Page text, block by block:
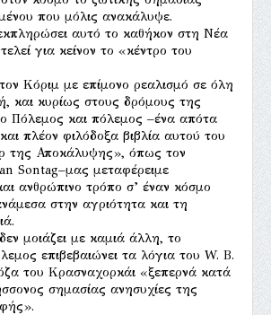
που μόλις ανακάλυψε.
αυτό το καθήκον στη Νέα
για κείνον το «κέντρο του
Κόριμ με επίμονο ρεαλισμό σε όλη
και κυρίως στους δρόμους της
Πόλεμος και πόλεμος –ένα απότα
πλέον φιλόδοξα βιβλία αυτού του
της Αποκάλυψης», όπως τον
Sontag–μας μεταφέρειμε
ανθρώπινο τρόπο σ’ έναν κόσμο
στην αγριότητα και τη
μοιάζει με καμιά άλλη, το
επιβεβαιώνει τα λόγια του W. B.
του Κρασναχορκάι «ξεπερνά κατά
σημασίας ανησυχίες της